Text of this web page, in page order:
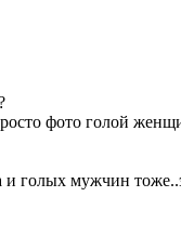
фото голой
голых мужчин